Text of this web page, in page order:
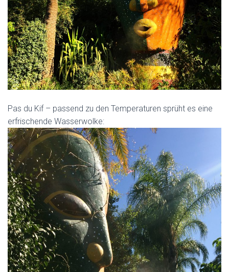
Pas du Kif – passend zu den Temperaturen sprüht es eine
erfrischende Wasserwolke: